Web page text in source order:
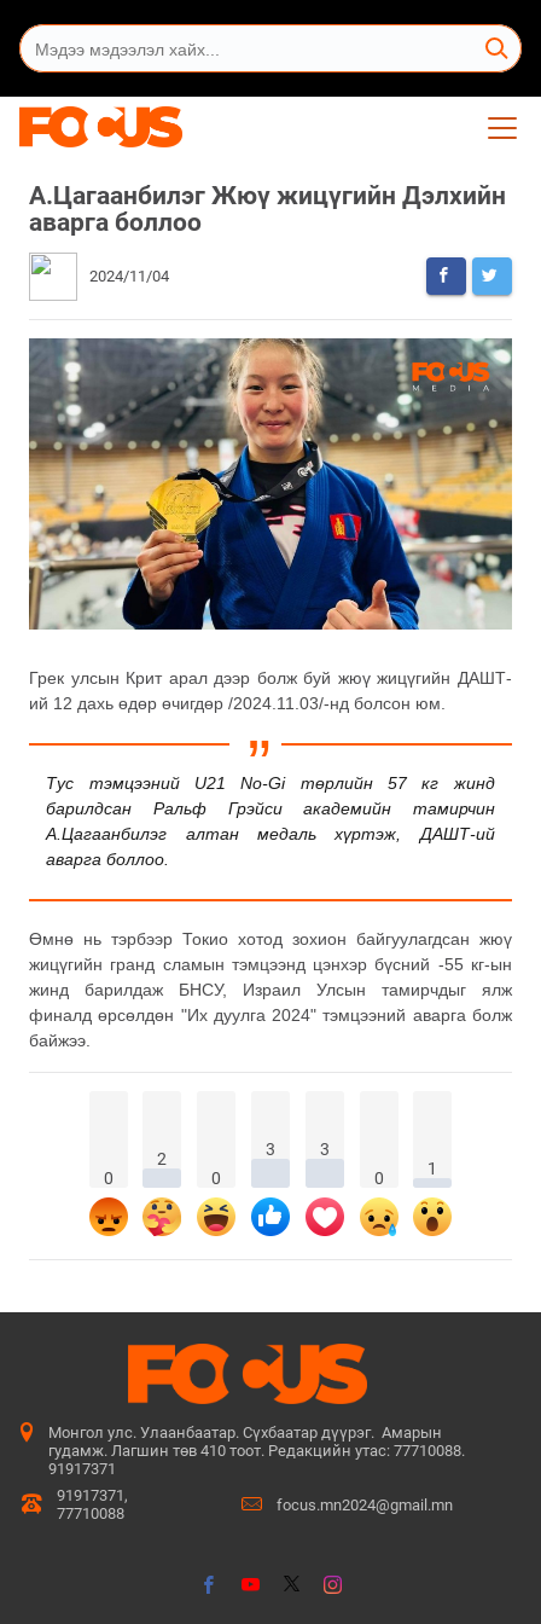
А.Цагаанбилэг Жюү жицүгийн Дэлхийн
аварга боллоо
2024/11/04
Грек улсын Крит арал дээр болж буй жюү жицүгийн ДАШТ-
ий 12 дахь өдөр өчигдөр /2024.11.03/-нд болсон юм.
Тус тэмцээний U21 No-Gi төрлийн 57 кг жинд
барилдсан Ральф Грэйси академийн тамирчин
А.Цагаанбилэг алтан медаль хүртэж, ДАШТ-ий
аварга боллоо.
Өмнө нь тэрбээр Токио хотод зохион байгуулагдсан жюү
жицүгийн гранд сламын тэмцээнд цэнхэр бүсний -55 кг-ын
жинд барилдаж БНСУ, Израил Улсын тамирчдыг ялж
финалд өрсөлдөн "Их дуулга 2024" тэмцээний аварга болж
байжээ.
0
2
0
3
3
0
1
Монгол улс. Улаанбаатар. Сүхбаатар дүүрэг. Амарын
гудамж. Лагшин төв 410 тоот. Редакцийн утас: 77710088.
91917371
91917371,
77710088
focus.mn2024@gmail.mn